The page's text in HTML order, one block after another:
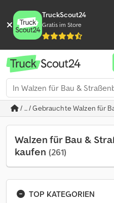
TruckScout24
Gratis im Store
/ ... / Gebrauchte Walzen für
Walzen für Bau &
kaufen (261)
TOP KATEGORIEN